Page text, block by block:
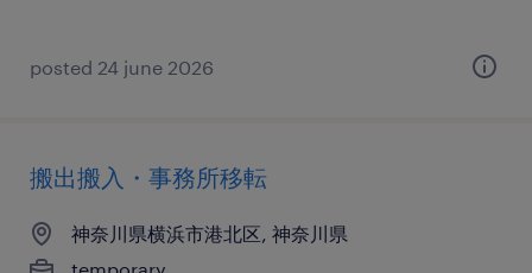
posted 24 june 2026
搬出搬入・事務所移転
神奈川県横浜市港北区, 神奈川県